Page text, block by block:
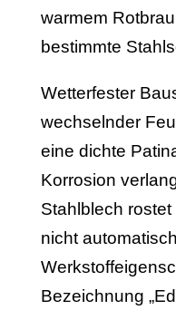
warmem
bestimmte
Wetterfester
wechselnder
eine dichte
Korrosion
Stahlblech
nicht
Bezeichnung